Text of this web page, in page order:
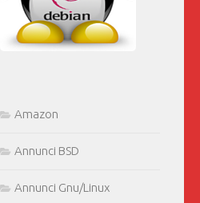
Amazon
Annunci BSD
Annunci Gnu/Linux